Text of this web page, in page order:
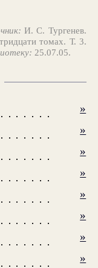
И. С. Тургенев.
томах. Т. 3.
25.07.05.
»
»
»
»
»
»
»
»